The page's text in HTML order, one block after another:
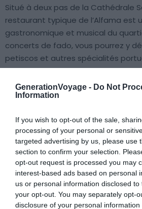
GenerationVoyage - Do Not
Information
If you wish to opt-out of the sale,
processing of your personal or
targeted advertising by us, please use
section to confirm your selection.
opt-out request is processed you may
interest-based ads based on personal
us or personal information disclosed
your opt-out. You may separately opt-
disclosure of your personal
Situé à deux pas de la Cathédrale
restaurant typique de l’Alfama est
gastronomique et musical du
concerts de fado, vous pourrez y
petiscos et autres spécialités
traditionnelles. Le lieu accueille
expositions, des présentations de
évènements.
Vous apprécierez enfin son
une décoration élégante, une
belles pierres apparentes. Duetos
un excellent endroit où voir un
Lisbonne.
7. Fado inChiado